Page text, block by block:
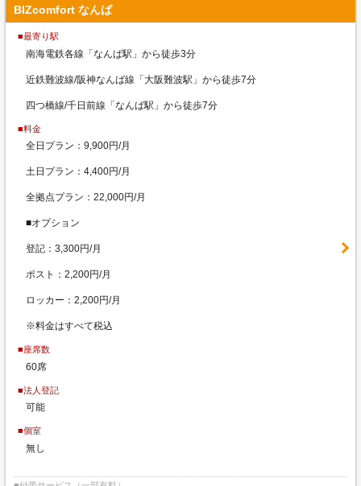
BIZcomfort なんば
■最寄り駅
南海電鉄各線「なんば駅」から徒歩3分
近鉄難波線/阪神なんば線「大阪難波駅」から徒歩7分
四つ橋線/千日前線「なんば駅」から徒歩7分
■料金
全日プラン：9,900円/月
土日プラン：4,400円/月
全拠点プラン：22,000円/月
■オプション
登記：3,300円/月
ポスト：2,200円/月
ロッカー：2,200円/月
※料金はすべて税込
■座席数
60席
■法人登記
可能
■個室
無し